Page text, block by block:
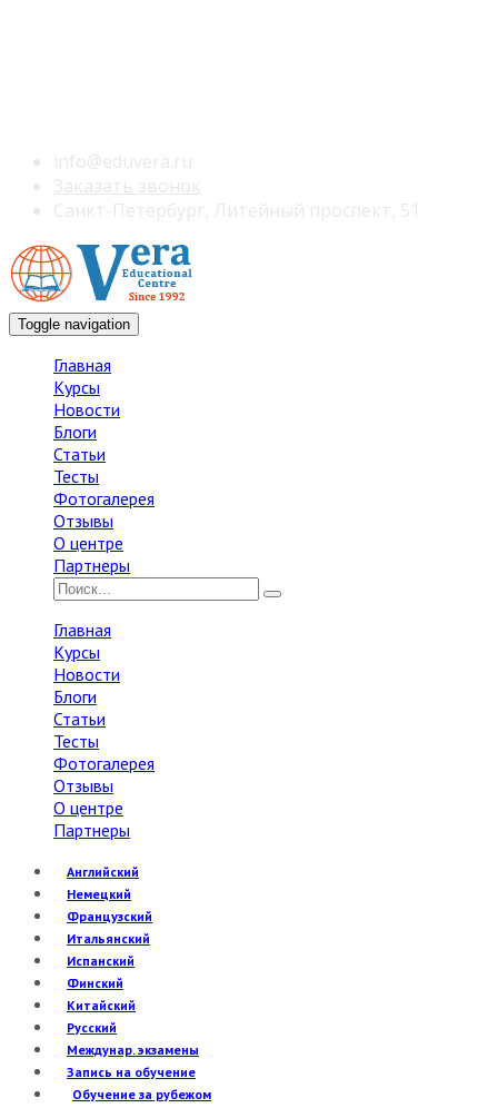
Toggle navigation
Главная
Курсы
Новости
Блоги
Статьи
Тесты
Фотогалерея
Отзывы
О центре
Партнеры
Главная
Курсы
Новости
Блоги
Статьи
Тесты
Фотогалерея
Отзывы
О центре
Партнеры
Английский
Немецкий
Французский
Итальянский
Испанский
Финский
Китайский
Русский
Междунар. экзамены
Запись на обучение
Обучение за рубежом